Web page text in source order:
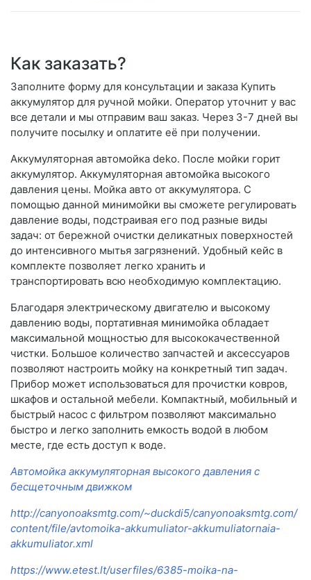
Как заказать?
Заполните форму для консультации и заказа Купить
аккумулятор для ручной мойки. Оператор уточнит у вас
все детали и мы отправим ваш заказ. Через 3-7 дней вы
получите посылку и оплатите её при получении.
Аккумуляторная автомойка deko. После мойки горит
аккумулятор. Аккумуляторная автомойка высокого
давления цены. Мойка авто от аккумулятора. С
помощью данной минимойки вы сможете регулировать
давление воды, подстраивая его под разные виды
задач: от бережной очистки деликатных поверхностей
до интенсивного мытья загрязнений. Удобный кейс в
комплекте позволяет легко хранить и
транспортировать всю необходимую комплектацию.
Благодаря электрическому двигателю и высокому
давлению воды, портативная минимойка обладает
максимальной мощностью для высококачественной
чистки. Большое количество запчастей и аксессуаров
позволяют настроить мойку на конкретный тип задач.
Прибор может использоваться для прочистки ковров,
шкафов и остальной мебели. Компактный, мобильный и
быстрый насос с фильтром позволяют максимально
быстро и легко заполнить емкость водой в любом
месте, где есть доступ к воде.
Автомойка аккумуляторная высокого давления с
бесщеточным движком
http://canyonoaksmtg.com/~duckdi5/canyonoaksmtg.com/
content/file/avtomoika-akkumuliator-akkumuliatornaia-
akkumuliator.xml
https://www.etest.lt/userfiles/6385-moika-na-